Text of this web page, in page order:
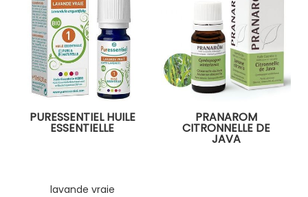
PURESSENTIEL HUILE
ESSENTIELLE
lavande vraie
PRANAROM
CITRONNELLE DE
JAVA